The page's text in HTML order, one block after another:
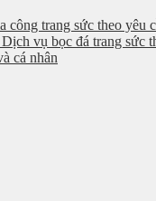
trang sức theo yêu
vụ bọc đá trang sức
cá nhân